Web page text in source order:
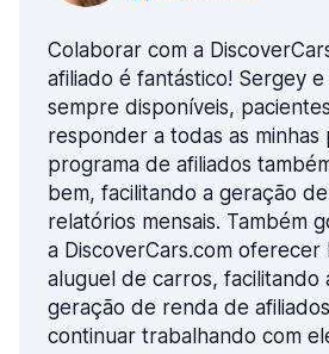
Colaborar com a
afiliado é fantástico! Sergey
sempre disponíveis,
responder a todas as minhas
programa de afiliados
bem, facilitando a geração
relatórios mensais. Também
a DiscoverCars.com
aluguel de carros, facilitando
geração de renda de afiliados.
continuar trabalhando com